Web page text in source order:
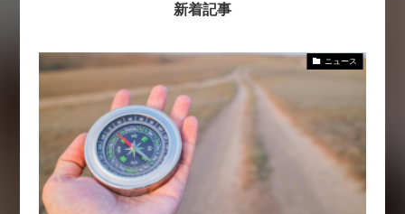
新着記事
ニュース